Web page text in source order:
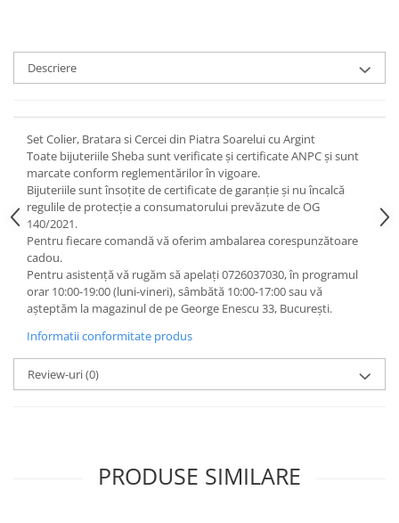
Descriere
Set Colier, Bratara si Cercei din Piatra Soarelui cu Argint
Toate bijuteriile Sheba sunt verificate şi certificate ANPC și sunt
marcate conform reglementărilor în vigoare.
Bijuteriile sunt însoţite de certificate de garanţie și nu încalcă
regulile de protecție a consumatorului prevăzute de OG
140/2021.
Pentru fiecare comandă vă oferim ambalarea corespunzătoare
cadou.
Pentru asistență vă rugăm să apelați 0726037030, în programul
orar 10:00-19:00 (luni-vineri), sâmbătă 10:00-17:00 sau vă
așteptăm la magazinul de pe George Enescu 33, București.
Informatii conformitate produs
Review-uri(0)
PRODUSE SIMILARE